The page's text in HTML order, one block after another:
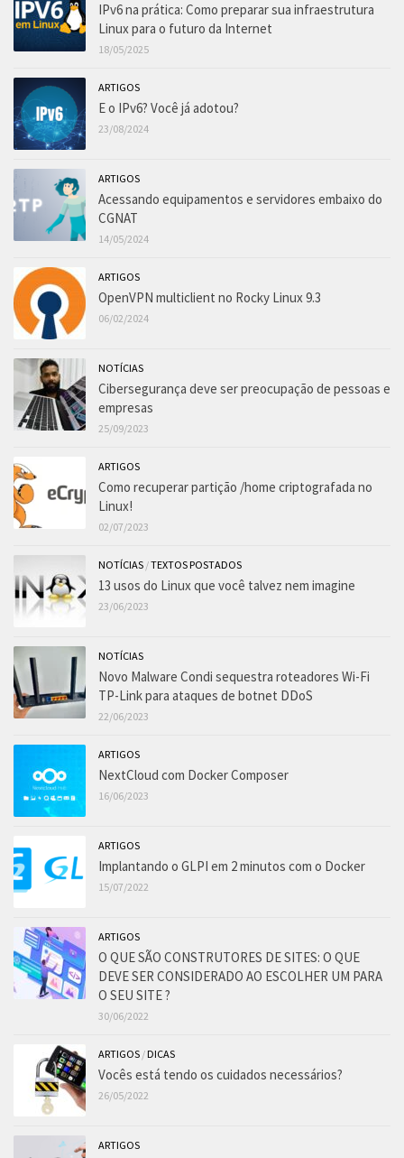
IPv6 na prática: Como preparar sua infraestrutura
Linux para o futuro da Internet
18/05/2025
ARTIGOS
E o IPv6? Você já adotou?
23/08/2024
ARTIGOS
Acessando equipamentos e servidores embaixo do
CGNAT
14/05/2024
ARTIGOS
OpenVPN multiclient no Rocky Linux 9.3
06/02/2024
NOTÍCIAS
Cibersegurança deve ser preocupação de pessoas e
empresas
25/09/2023
ARTIGOS
Como recuperar partição /home criptografada no
Linux!
02/07/2023
NOTÍCIAS /TEXTOS POSTADOS
13 usos do Linux que você talvez nem imagine
23/06/2023
NOTÍCIAS
Novo Malware Condi sequestra roteadores Wi-Fi
TP-Link para ataques de botnet DDoS
22/06/2023
ARTIGOS
NextCloud com Docker Composer
16/06/2023
ARTIGOS
Implantando o GLPI em 2 minutos com o Docker
15/07/2022
ARTIGOS
O QUE SÃO CONSTRUTORES DE SITES: O QUE
DEVE SER CONSIDERADO AO ESCOLHER UM PARA
O SEU SITE ?
30/06/2022
ARTIGOS /DICAS
Vocês está tendo os cuidados necessários?
26/05/2022
ARTIGOS